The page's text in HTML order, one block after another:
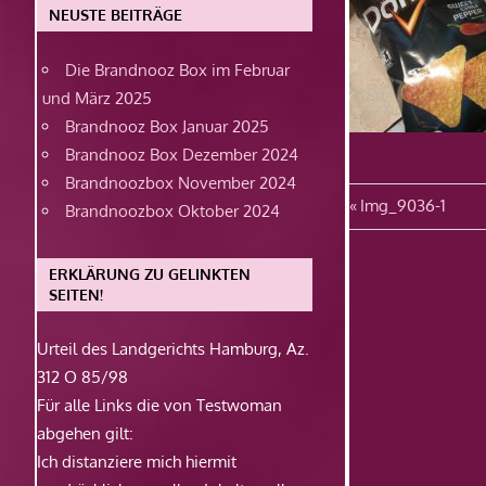
Vorheriger
Beitrag:
Img_9036-1
NEUSTE BEITRÄGE
Die Brandnooz Box im Februar
und März 2025
Brandnooz Box Januar 2025
Brandnooz Box Dezember 2024
Brandnoozbox November 2024
Brandnoozbox Oktober 2024
ERKLÄRUNG ZU GELINKTEN
SEITEN!
Urteil des Landgerichts Hamburg, Az.
312 O 85/98
Für alle Links die von Testwoman
abgehen gilt:
Ich distanziere mich hiermit